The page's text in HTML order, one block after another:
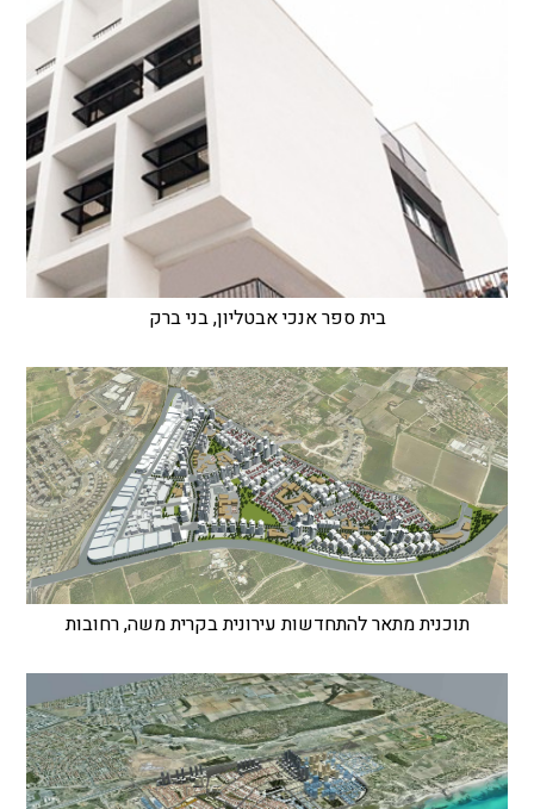
בית ספר אנכי אבטליון, בני ברק
תוכנית מתאר להתחדשות עירונית בקרית משה, רחובות